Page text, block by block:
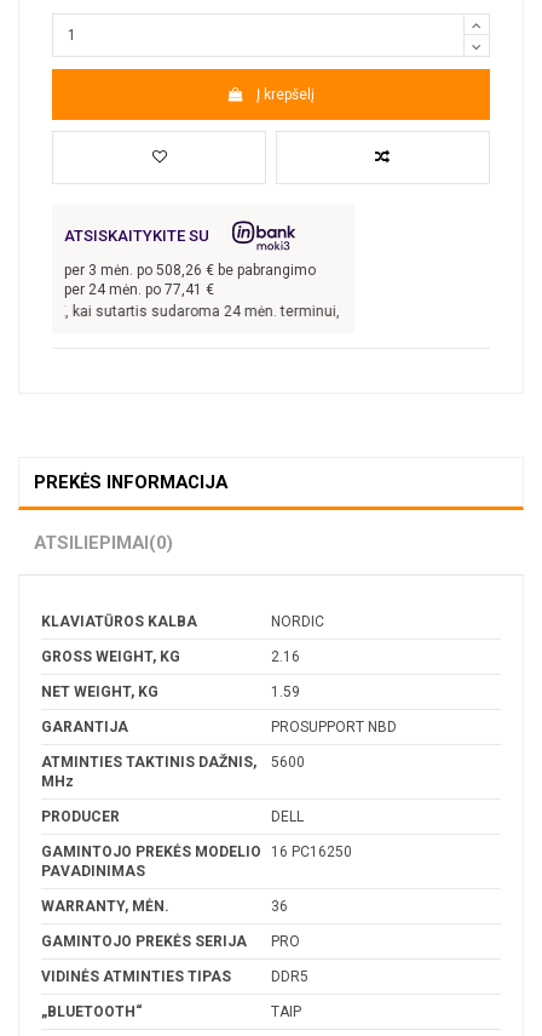
Į krepšelį
ATSISKAITYKITE SU
per 3 mėn. po 508,26 € be pabrangimo
per 24 mėn. po 77,41 €
€, kai sutartis sudaroma 24 mėn. terminui, metinė palūkanų norma –
PREKĖS INFORMACIJA
ATSILIEPIMAI(0)
KLAVIATŪROS KALBA NORDIC
GROSS WEIGHT, KG 2.16
NET WEIGHT, KG 1.59
GARANTIJA PROSUPPORT NBD
ATMINTIES TAKTINIS DAŽNIS,
MHz
5600
PRODUCER DELL
GAMINTOJO PREKĖS MODELIO
PAVADINIMAS
16 PC16250
WARRANTY, MĖN. 36
GAMINTOJO PREKĖS SERIJA PRO
VIDINĖS ATMINTIES TIPAS DDR5
„BLUETOOTH“ TAIP